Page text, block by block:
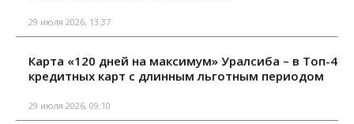
29 июля 2026, 13:37
Карта «120 дней на максимум» Уралсиба – в Топ-4
кредитных карт с длинным льготным периодом
29 июля 2026, 09:10